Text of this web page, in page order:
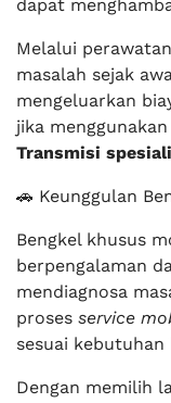
dapat
Melalui
masalah sejak
mengeluarkan
jika
Transmisi
🚗 Keunggulan
Bengkel khusus
berpengalaman
mendiagnosa
proses service
sesuai kebutuhan
Dengan memilih